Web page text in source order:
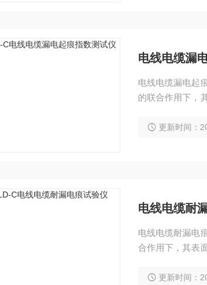
电线电缆漏
电线电缆漏电起
的联合作用下，
和电解液的联合
更新时间：
电线电缆耐
电线电缆耐漏电
合作用下，其表
解液的联合作用
更新时间：